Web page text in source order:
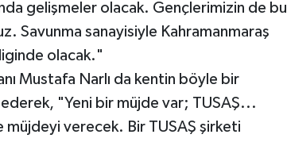
gelişmeler olacak. Gençlerimizin de bu
Savunma sanayisiyle Kahramanmaraş
olacak."
Mustafa Narlı da kentin böyle bir
ederek, "Yeni bir müjde var; TUSAŞ...
müjdeyi verecek. Bir TUSAŞ şirketi